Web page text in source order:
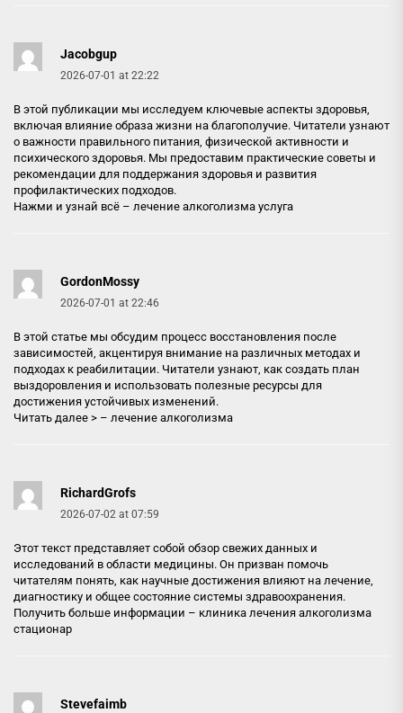
Jacobgup
2026-07-01 at 22:22
В этой публикации мы исследуем ключевые аспекты здоровья,
включая влияние образа жизни на благополучие. Читатели узнают
о важности правильного питания, физической активности и
психического здоровья. Мы предоставим практические советы и
рекомендации для поддержания здоровья и развития
профилактических подходов.
Нажми и узнай всё – лечение алкоголизма услуга
GordonMossy
2026-07-01 at 22:46
В этой статье мы обсудим процесс восстановления после
зависимостей, акцентируя внимание на различных методах и
подходах к реабилитации. Читатели узнают, как создать план
выздоровления и использовать полезные ресурсы для
достижения устойчивых изменений.
Читать далее > – лечение алкоголизма
RichardGrofs
2026-07-02 at 07:59
Этот текст представляет собой обзор свежих данных и
исследований в области медицины. Он призван помочь
читателям понять, как научные достижения влияют на лечение,
диагностику и общее состояние системы здравоохранения.
Получить больше информации – клиника лечения алкоголизма
стационар
Stevefaimb